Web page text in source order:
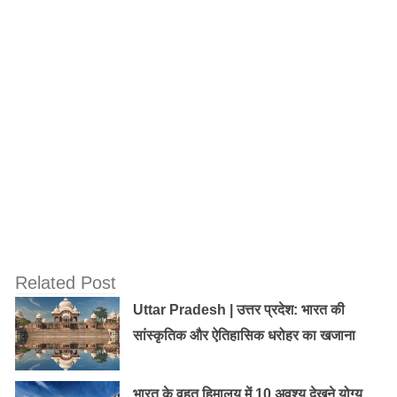
Related Post
Uttar Pradesh | उत्तर प्रदेश: भारत की
सांस्कृतिक और ऐतिहासिक धरोहर का खजाना